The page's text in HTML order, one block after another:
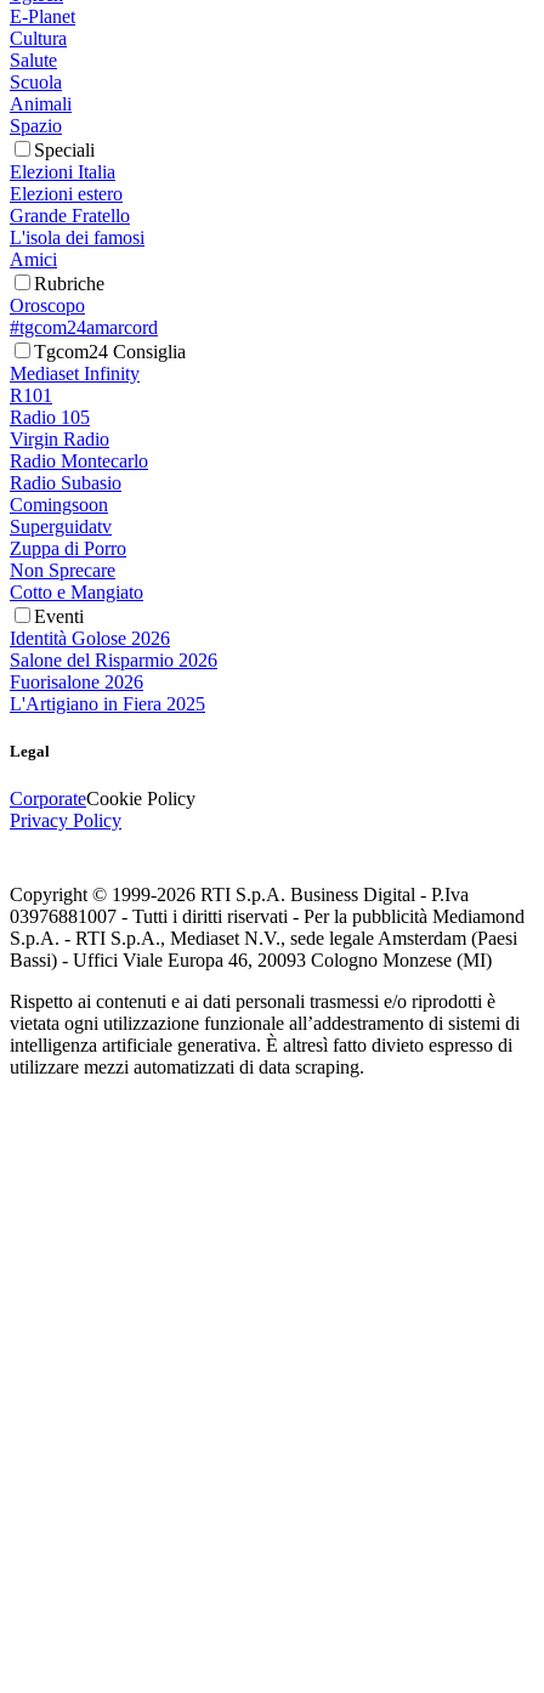
E-Planet
Cultura
Salute
Scuola
Animali
Spazio
Speciali
Elezioni Italia
Elezioni estero
Grande Fratello
L'isola dei famosi
Amici
Rubriche
Oroscopo
#tgcom24amarcord
Tgcom24 Consiglia
Mediaset Infinity
R101
Radio 105
Virgin Radio
Radio Montecarlo
Radio Subasio
Comingsoon
Superguidatv
Zuppa di Porro
Non Sprecare
Cotto e Mangiato
Eventi
Identità Golose 2026
Salone del Risparmio 2026
Fuorisalone 2026
L'Artigiano in Fiera 2025
Legal
CorporateCookie Policy
Privacy Policy
Copyright © 1999-2026 RTI S.p.A. Business Digital - P.Iva
03976881007 - Tutti i diritti riservati - Per la pubblicità Mediamond
S.p.A. - RTI S.p.A., Mediaset N.V., sede legale Amsterdam (Paesi
Bassi) - Uffici Viale Europa 46, 20093 Cologno Monzese (MI)
Rispetto ai contenuti e ai dati personali trasmessi e/o riprodotti è
vietata ogni utilizzazione funzionale all’addestramento di sistemi di
intelligenza artificiale generativa. È altresì fatto divieto espresso di
utilizzare mezzi automatizzati di data scraping.